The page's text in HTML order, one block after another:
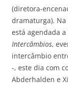
(diretora-
dramaturga).
está agendada
Intercâmbios,
intercâmbio
-, este dia com
Abderhalden e